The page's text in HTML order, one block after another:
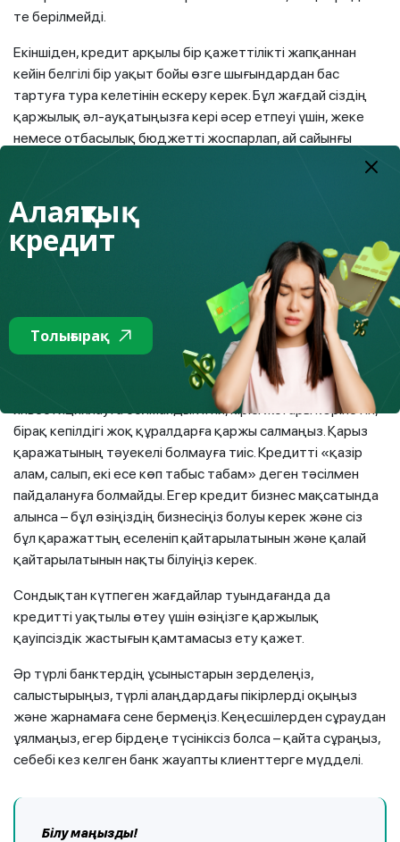
те берілмейді.
Екіншіден, кредит арқылы бір қажеттілікті жапқаннан
кейін белгілі бір уақыт бойы өзге шығындардан бас
тартуға тура келетінін ескеру керек. Бұл жағдай сіздің
қаржылық әл-ауқатыңызға кері әсер етпеуі үшін, жеке
немесе отбасылық бюджетті жоспарлап, ай сайынғы
төлем сомасын есепке алу қажет. Ең бастысы – кредитті
жағдайда қосымша, әсіресе тұрақсыз табыс көзін
кредитті өтеу көзі ретінде есепке алуға болмайды. Ол
бір күні тоқтап қалса не боларын ойластырыңыз және ең
нашар сценарийге негізделген жоспар құрыңыз.
Жоспарланбаған қиындықтар пайда болғаннан гөрі іс
жүзінде ісіңіздің алға басқаны жақсы болады.
Кредит мақсаттарына қатысты тағы бір ереже бар.
Ешқашан қарызға алынған қаражатты басқа жобаларға,
бағалы қағаздарға немесе криптовалютаға
инвестициялауға болмайды. Яғни, кірісі жоғары көрінетін,
бірақ кепілдігі жоқ құралдарға қаржы салмаңыз. Қарыз
қаражатының тәуекелі болмауға тиіс. Кредитті «қазір
алам, салып, екі есе көп табыс табам» деген тәсілмен
пайдалануға болмайды. Егер кредит бизнес мақсатында
алынса – бұл өзіңіздің бизнесіңіз болуы керек және сіз
бұл қаражаттың еселеніп қайтарылатынын және қалай
қайтарылатынын нақты білуіңіз керек.
Сондықтан күтпеген жағдайлар туындағанда да
кредитті уақтылы өтеу үшін өзіңізге қаржылық
қауіпсіздік жастығын қамтамасыз ету қажет.
Әр түрлі банктердің ұсыныстарын зерделеңіз,
салыстырыңыз, түрлі алаңдардағы пікірлерді оқыңыз
және жарнамаға сене бермеңіз. Кеңесшілерден сұраудан
ұялмаңыз, егер бірдеңе түсініксіз болса – қайта сұраңыз,
себебі кез келген банк жауапты клиенттерге мүдделі.
Білу маңызды!
Алаяқтық
кредит
Толығырақ